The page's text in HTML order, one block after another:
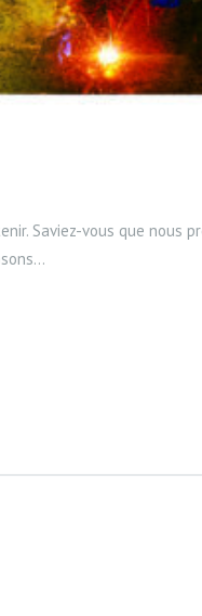
Saviez-vous que nous